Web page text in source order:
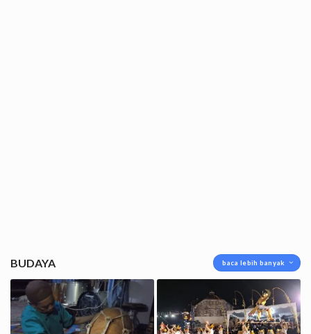
BUDAYA baca lebih banyak